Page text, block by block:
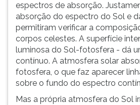
espectros de absorção.
absorção do espectro do Sol e
permitiram verificar a
corpos celestes. A superfície
luminosa do Sol-fotosfera - dá
contínuo. A atmosfera solar
fotosfera, o que faz aparecer
sobre o fundo do espectro
Mas a própria atmosfera do Sol